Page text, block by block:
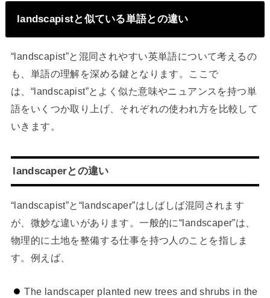
landscapistと似ている単語との違い
“landscapist”と混同されやすい英単語について考えるの
も、単語の理解を深める鍵となります。ここで
は、“landscapist”とよく似た意味やニュアンスを持つ単
語をいくつか取り上げ、それぞれの使われ方を比較して
いきます。
landscaperとの違い
“landscapist”と“landscaper”はしばしば混同されます
が、微妙な違いがあります。一般的に“landscaper”は、
物理的に土地を整備する仕事を持つ人のことを指しま
す。例えば、
The landscaper planted new trees and shrubs in the